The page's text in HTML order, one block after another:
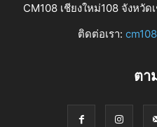
CM108 เชียงใหม่108 จังหวั
ติดต่อเรา:
ตา